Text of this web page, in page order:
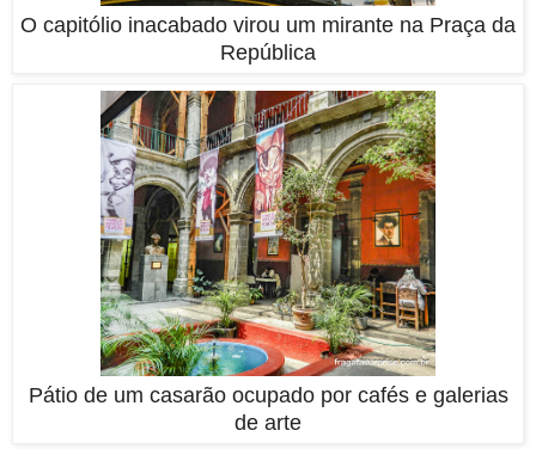
O capitólio inacabado virou um mirante na Praça da
República
Pátio de um casarão ocupado por cafés e galerias
de arte